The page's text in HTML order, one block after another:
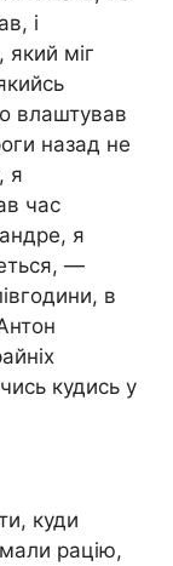
і
який міг
влаштував
назад не
я
час
я
—
в
кудись у
куди
рацію,